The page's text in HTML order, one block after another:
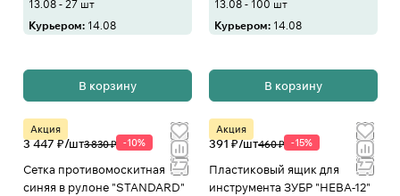
13.08 - 27 шт
Курьером: 14.08
В корзину
13.08 - 100 шт
Курьером: 14.08
В корзину
Акция
3 447 ₽/шт3 830 ₽ -10%
Сетка противомоскитная
синяя в рулоне "STANDARD"
Акция
391 ₽/шт460 ₽ -15%
Пластиковый ящик для
инструмента ЗУБР "НЕВА-12"